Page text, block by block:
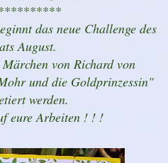
das neue Challenge des
August.
von Richard von
und die Goldprinzessin"
werden.
eure Arbeiten ! ! !